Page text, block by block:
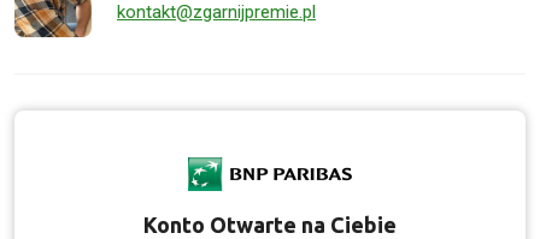
kontakt@zgarnijpremie.pl
Konto Otwarte na Ciebie